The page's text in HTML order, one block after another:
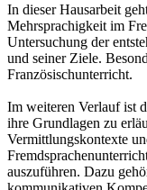
In dieser Hausarbeit
Mehrsprachigkeit im
Untersuchung der
und seiner Ziele.
Französischunterricht.
Im weiteren Verlauf ist
ihre Grundlagen zu
Vermittlungskontexte
auszuführen. Dazu